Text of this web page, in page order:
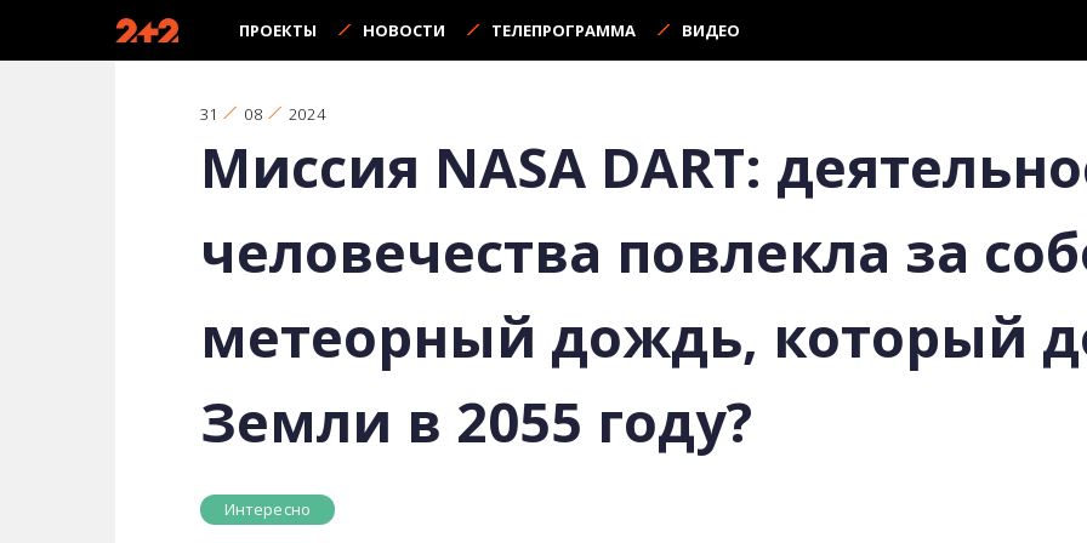
ПРОЕКТЫ НОВОСТИ ТЕЛЕПРОГРАММА ВИДЕО
31 08 2024
Миссия NASA DART:
человечества повлекла за
метеорный дождь, который
Земли в 2055 году?
Интересно